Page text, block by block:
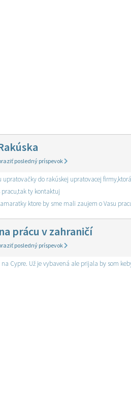
posledný príspevok
upratovačky do rakúskej upratovacej
ty kontaktuj
ktore by sme mali zaujem o Vasu
prácu v zahraničí
posledný príspevok
Cypre. Už je vybavená ale prijala by som